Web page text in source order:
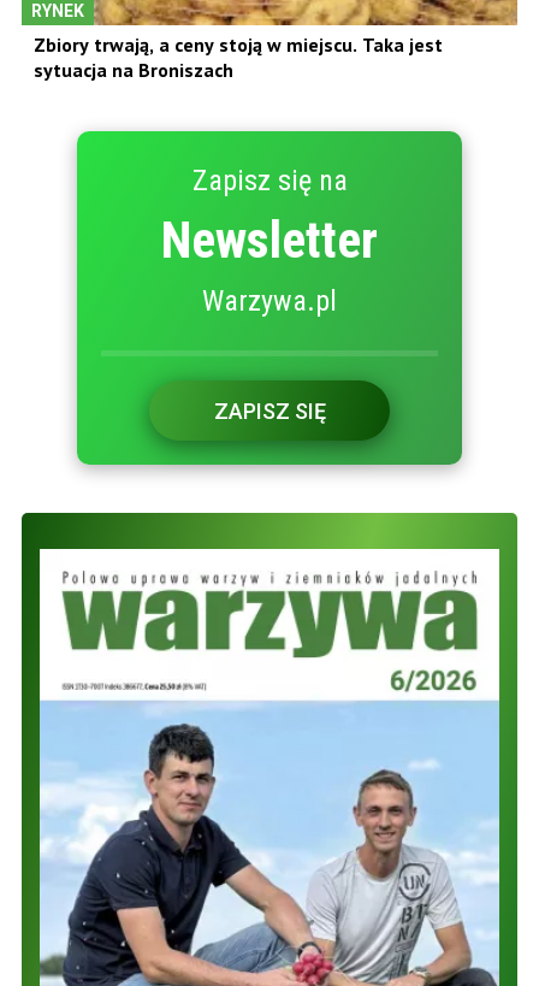
RYNEK
Zbiory trwają, a ceny stoją w miejscu. Taka jest
sytuacja na Broniszach
Zapisz się na
Newsletter
Warzywa.pl
ZAPISZ SIĘ